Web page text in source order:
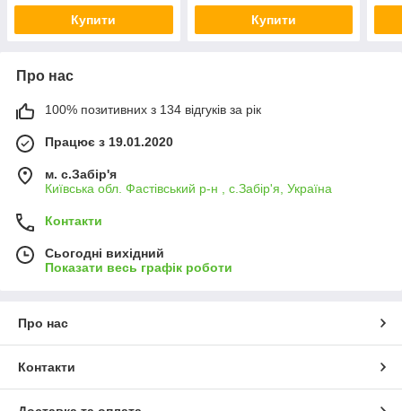
Купити Купити
Про нас
100% позитивних з 134 відгуків за рік
Працює з 19.01.2020
м. с.Забір'я
Київська обл. Фастівський р-н , с.Забір'я, Україна
Контакти
Сьогодні вихідний
Показати весь графік роботи
Про нас
Контакти